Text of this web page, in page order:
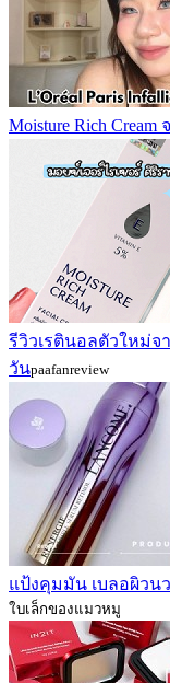
Moisture Rich
รีวิวเรตินอลตัวใหม่จ
วันpaafanreview
แป้งคุมมัน เบลอผิวนว
ใบเล็กของแมวหมู